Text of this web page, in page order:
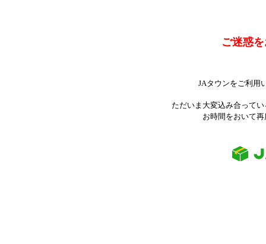
ご迷惑
JAタウンをご利用
ただいま大変込み合って
お時間をおいて